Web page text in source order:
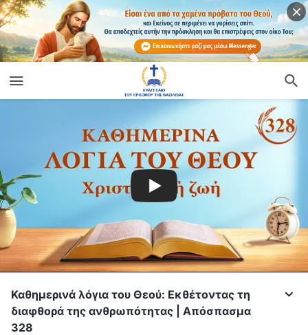
Καθημερινά λόγια του Θεού: Εκθέτοντας τη
διαφθορά της ανθρωπότητας | Απόσπασμα
328